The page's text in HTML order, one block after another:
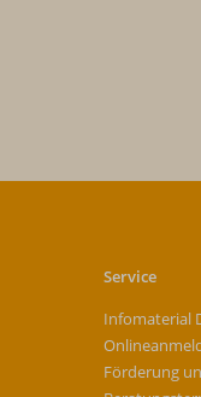
Service
Infomaterial
Förderung